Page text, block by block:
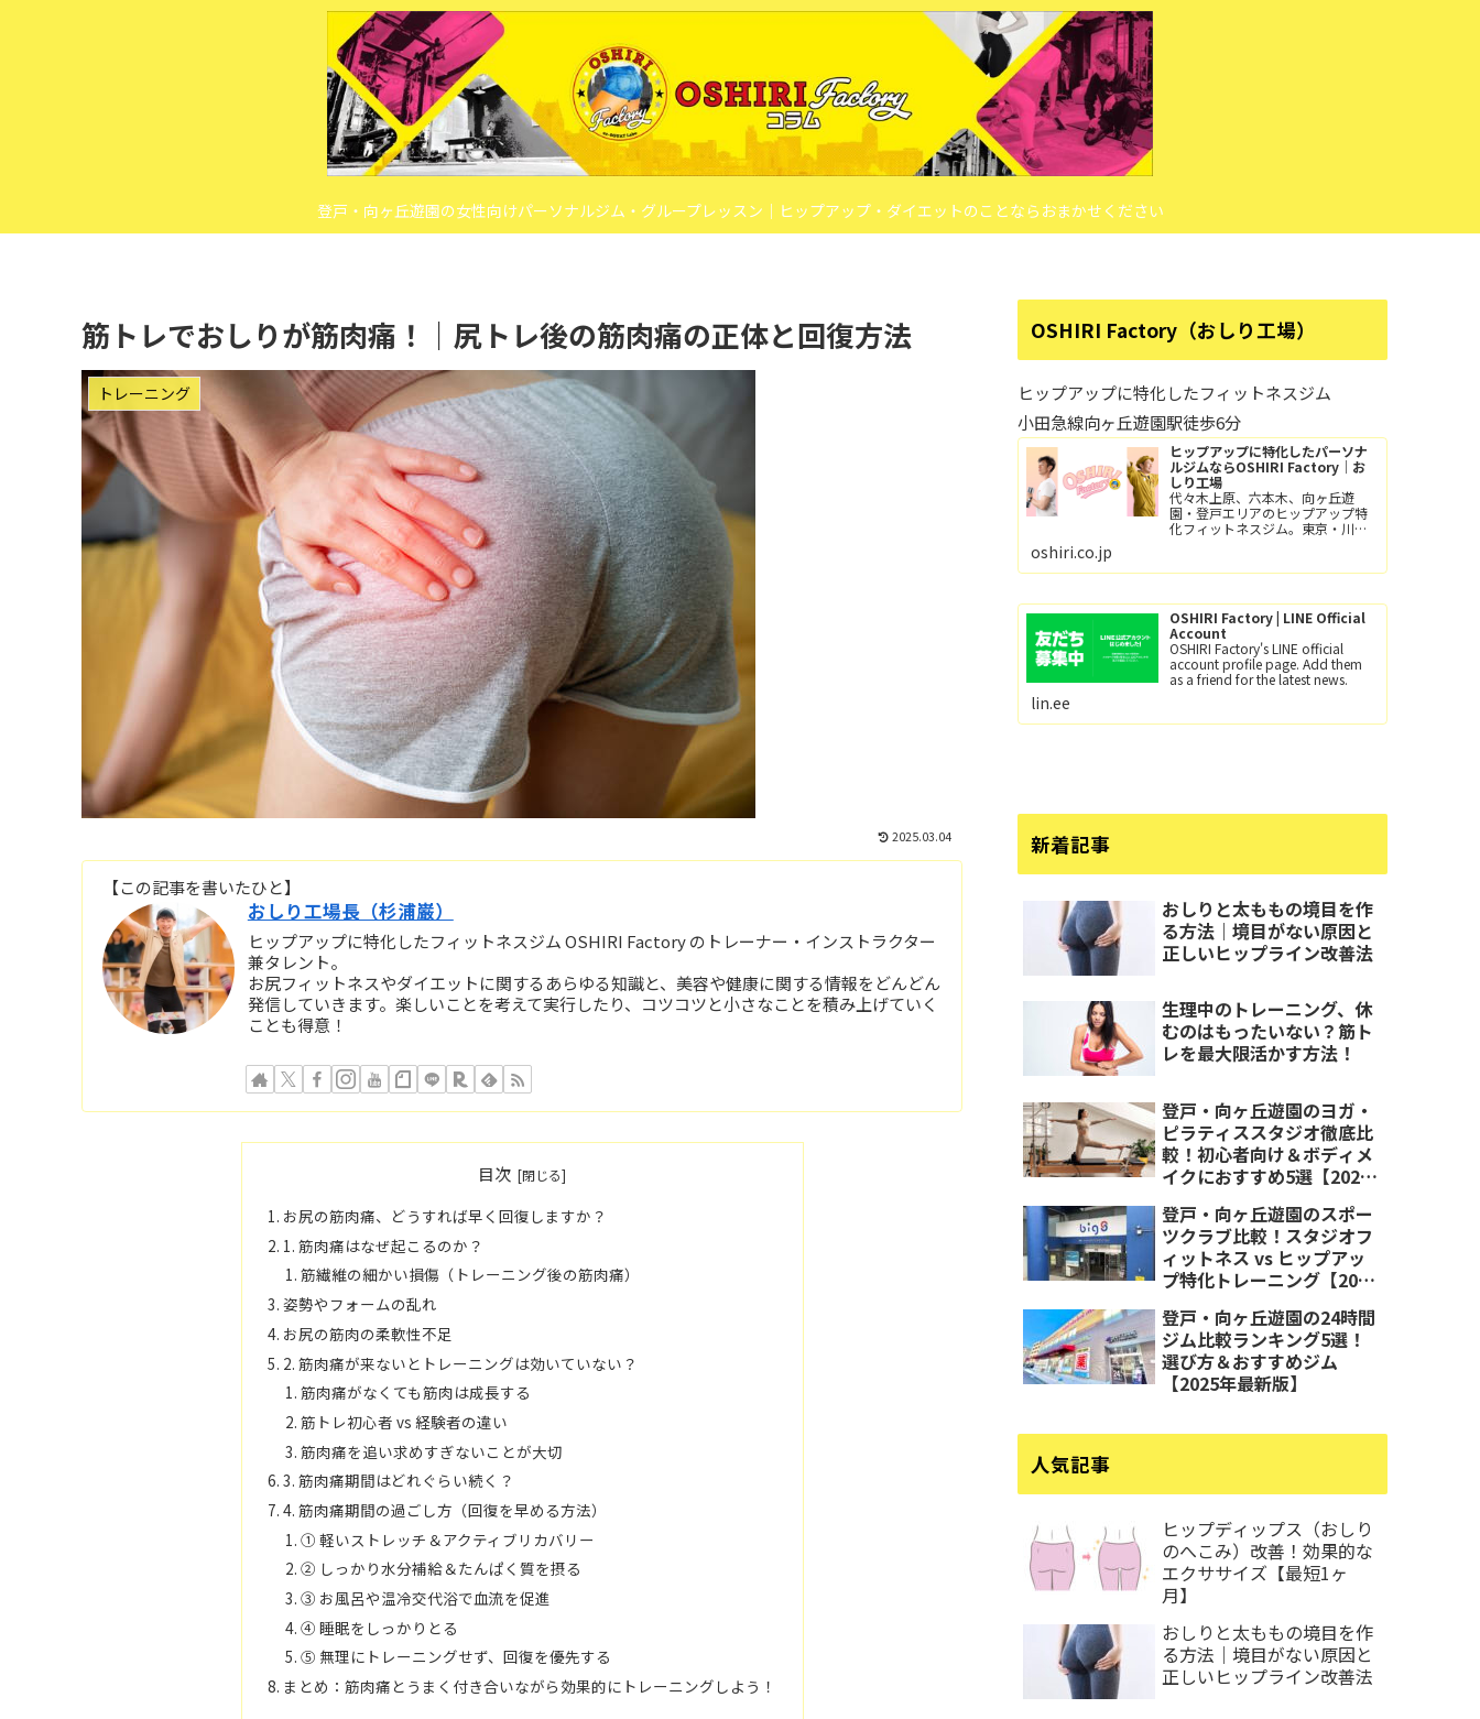
登戸・向ヶ丘遊園の女性向けパーソナルジム・グループレッスン｜ヒップアップ・ダイエットのことならおまかせください
筋トレでおしりが筋肉痛！｜尻トレ後の筋肉痛の正体と回復方法
トレーニング
2025.03.04
【この記事を書いたひと】
おしり工場長（杉浦巌）
ヒップアップに特化したフィットネスジム OSHIRI Factory のトレーナー・インストラクター
兼タレント。
お尻フィットネスやダイエットに関するあらゆる知識と、美容や健康に関する情報をどんどん
発信していきます。楽しいことを考えて実行したり、コツコツと小さなことを積み上げていく
ことも得意！
目次
お尻の筋肉痛、どうすれば早く回復しますか？
1. 筋肉痛はなぜ起こるのか？
筋繊維の細かい損傷（トレーニング後の筋肉痛）
姿勢やフォームの乱れ
お尻の筋肉の柔軟性不足
2. 筋肉痛が来ないとトレーニングは効いていない？
筋肉痛がなくても筋肉は成長する
筋トレ初心者 vs 経験者の違い
筋肉痛を追い求めすぎないことが大切
3. 筋肉痛期間はどれぐらい続く？
4. 筋肉痛期間の過ごし方（回復を早める方法）
① 軽いストレッチ＆アクティブリカバリー
② しっかり水分補給＆たんぱく質を摂る
③ お風呂や温冷交代浴で血流を促進
④ 睡眠をしっかりとる
⑤ 無理にトレーニングせず、回復を優先する
まとめ：筋肉痛とうまく付き合いながら効果的にトレーニングしよう！
OSHIRI Factory（おしり工場）
ヒップアップに特化したフィットネスジム
小田急線向ヶ丘遊園駅徒歩6分
ヒップアップに特化したパーソナ
ルジムならOSHIRI Factory｜お
しり工場
代々木上原、六本木、向ヶ丘遊
園・登戸エリアのヒップアップ特
化フィットネスジム。東京・川崎
プレッスン（レッツ！おし
歩6分、登戸駅/徒歩12分。
oshiri.co.jp
OSHIRI Factory | LINE Official
Account
OSHIRI Factory's LINE official
account profile page. Add them
as a friend for the latest news.
lin.ee
新着記事
おしりと太ももの境目を作
る方法｜境目がない原因と
正しいヒップライン改善法
生理中のトレーニング、休
むのはもったいない？筋ト
レを最大限活かす方法！
登戸・向ヶ丘遊園のヨガ・
ピラティススタジオ徹底比
較！初心者向け＆ボディメ
イクにおすすめ5選【2025
登戸・向ヶ丘遊園のスポー
ツクラブ比較！スタジオフ
ィットネス vs ヒップアッ
プ特化トレーニング【2025
登戸・向ヶ丘遊園の24時間
ジム比較ランキング5選！
選び方＆おすすめジム
【2025年最新版】
人気記事
ヒップディップス（おしり
のへこみ）改善！効果的な
エクササイズ【最短1ヶ
月】
おしりと太ももの境目を作
る方法｜境目がない原因と
正しいヒップライン改善法